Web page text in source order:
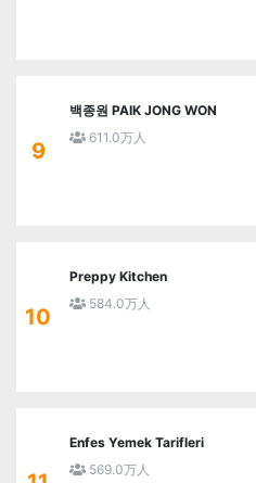
9
백종원 PAIK JONG WON
611.0万人
10
Preppy Kitchen
584.0万人
Enfes Yemek Tarifleri
569.0万人